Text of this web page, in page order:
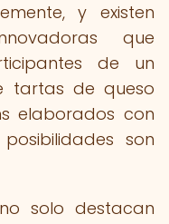
y existen
que
de un
tartas de queso
elaborados con
son
solo destacan